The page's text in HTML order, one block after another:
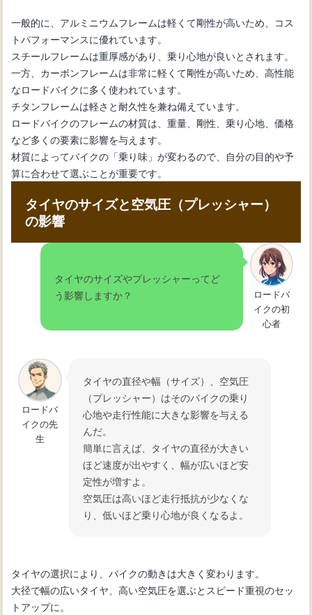
一般的に、アルミニウムフレームは軽くて剛性が高いため、コス
トパフォーマンスに優れています。
スチールフレームは重厚感があり、乗り心地が良いとされます。
一方、カーボンフレームは非常に軽くて剛性が高いため、高性能
なロードバイクに多く使われています。
チタンフレームは軽さと耐久性を兼ね備えています。
ロードバイクのフレームの材質は、重量、剛性、乗り心地、価格
など多くの要素に影響を与えます。
材質によってバイクの「乗り味」が変わるので、自分の目的や予
算に合わせて選ぶことが重要です。
タイヤのサイズと空気圧（プレッシャー）
の影響
タイヤのサイズやプレッシャーってど
う影響しますか？
ロードバ
イクの初
心者
ロードバ
イクの先
生
タイヤの直径や幅（サイズ）、空気圧
（プレッシャー）はそのバイクの乗り
心地や走行性能に大きな影響を与える
んだ。
簡単に言えば、タイヤの直径が大きい
ほど速度が出やすく、幅が広いほど安
定性が増すよ。
空気圧は高いほど走行抵抗が少なくな
り、低いほど乗り心地が良くなるよ。
タイヤの選択により、バイクの動きは大きく変わります。
大径で幅の広いタイヤ、高い空気圧を選ぶとスピード重視のセッ
トアップに。